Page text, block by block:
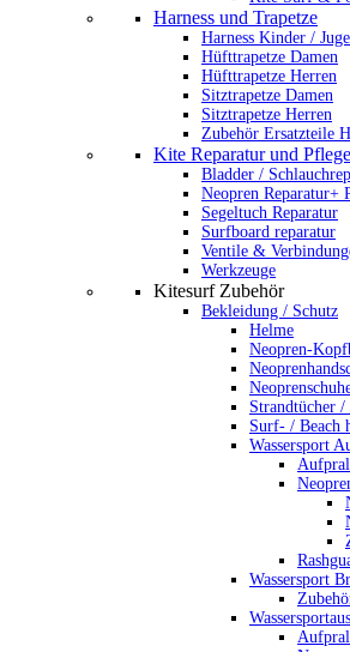
Harness und Trapetze
Harness Kinder /
Hüfttrapetze Damen
Hüfttrapetze Herren
Sitztrapetze Damen
Sitztrapetze Herren
Zubehör Ersatzteile
Kite Reparatur und Pflege
Bladder /
Neopren Reparatur+
Segeltuch Reparatur
Surfboard reparatur
Ventile &
Werkzeuge
Kitesurf Zubehör
Bekleidung / Schutz
Helme
Neopren-
Strandtücher /
Surf- / Beach
Wassersport
Wassersport